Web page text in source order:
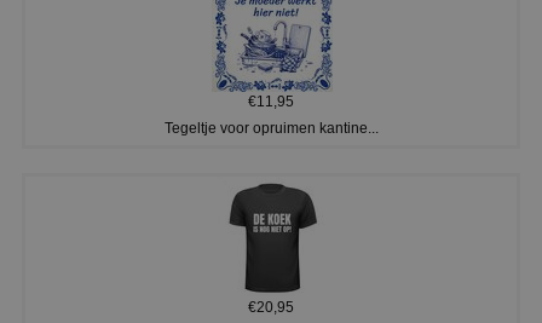
€11,95
Tegeltje voor opruimen kantine...
€20,95